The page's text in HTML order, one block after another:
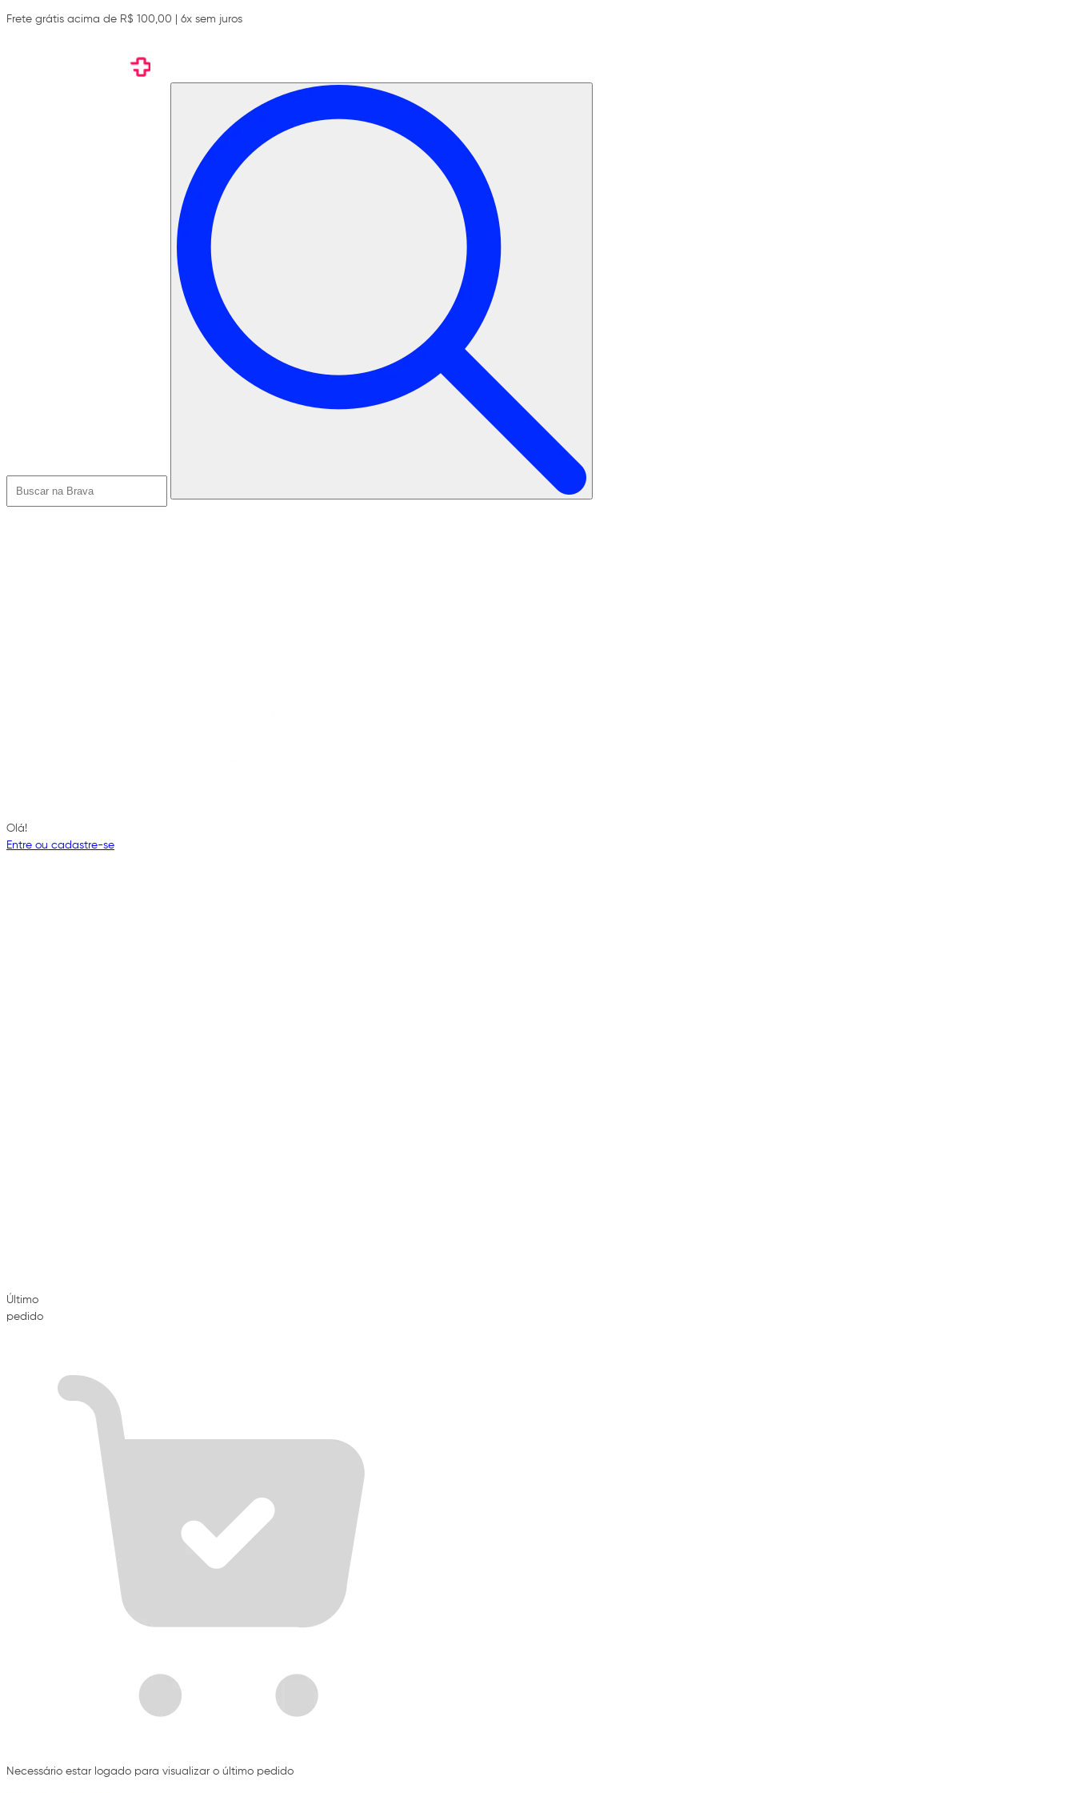
Frete grátis acima de R$ 100,00 | 6x sem juros
Olá!
Entre ou cadastre-se
Último
pedido
Necessário estar logado para visualizar o último pedido